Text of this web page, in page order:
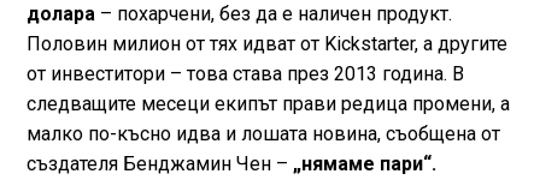
долара– похарчени, без да е наличен продукт.
Половин милион от тях идват от Kickstarter, а другите
от инвеститори – това става през 2013 година. В
следващите месеци екипът прави редица промени, а
малко по-късно идва и лошата новина, съобщена от
създателя Бенджамин Чен – „нямаме пари“.